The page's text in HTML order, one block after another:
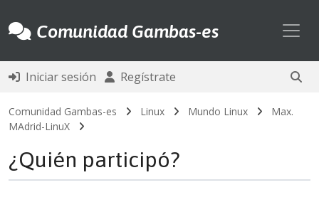
Comunidad Gambas-es
Iniciar sesión Regístrate
Comunidad Gambas-es Linux Mundo Linux
Max.
MAdrid-LinuX
¿Quién participó?